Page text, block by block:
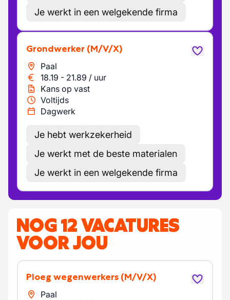
Je werkt in een welgekende firma
Grondwerker (M/V/X)
Paal
18.19 - 21.89 / uur
Kans op vast
Voltijds
Dagwerk
Je hebt werkzekerheid
Je werkt met de beste materialen
Je werkt in een welgekende firma
NOG 12 VACATURES
VOOR JOU
Ploeg wegenwerkers (M/V/X)
Paal